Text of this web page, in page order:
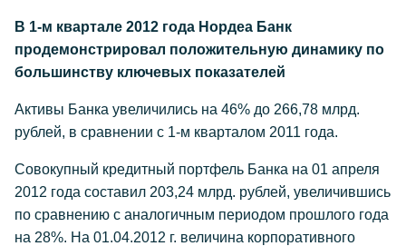
В 1-м квартале 2012 года Нордеа Банк
продемонстрировал положительную динамику по
большинству ключевых показателей
Активы Банка увеличились на 46% до 266,78 млрд.
рублей, в сравнении с 1-м кварталом 2011 года.
Совокупный кредитный портфель Банка на 01 апреля
2012 года составил 203,24 млрд. рублей, увеличившись
по сравнению с аналогичным периодом прошлого года
на 28%. На 01.04.2012 г. величина корпоративного